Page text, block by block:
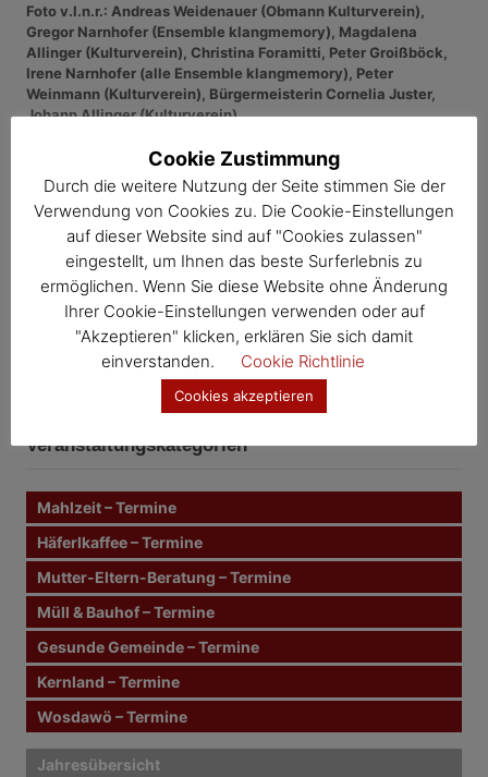
Foto v.l.n.r.: Andreas Weidenauer (Obmann Kulturverein),
Gregor Narnhofer (Ensemble klangmemory), Magdalena
Allinger (Kulturverein), Christina Foramitti, Peter Groißböck,
Irene Narnhofer (alle Ensemble klangmemory), Peter
Weinmann (Kulturverein), Bürgermeisterin Cornelia Juster,
Johann Allinger (Kulturverein)
Fotos: © Kulturverein WOS-DA-WÖ
Allgemein ,Mitteilungen , Neuigkeiten
t
r
a
g
s
n
a
v
e
n
a
h
Veranstaltungskategorien
Mahlzeit – Termine
Häferlkaffee – Termine
Mutter-Eltern-Beratung – Termine
Müll & Bauhof – Termine
Gesunde Gemeinde – Termine
Kernland – Termine
Wosdawö – Termine
Jahresübersicht
Cookie Zustimmung
Durch die weitere Nutzung der Seite stimmen Sie der
Verwendung von Cookies zu. Die Cookie-Einstellungen
auf dieser Website sind auf "Cookies zulassen"
eingestellt, um Ihnen das beste Surferlebnis zu
ermöglichen. Wenn Sie diese Website ohne Änderung
Ihrer Cookie-Einstellungen verwenden oder auf
"Akzeptieren" klicken, erklären Sie sich damit
einverstanden.
Cookie Richtlinie
Cookies akzeptieren